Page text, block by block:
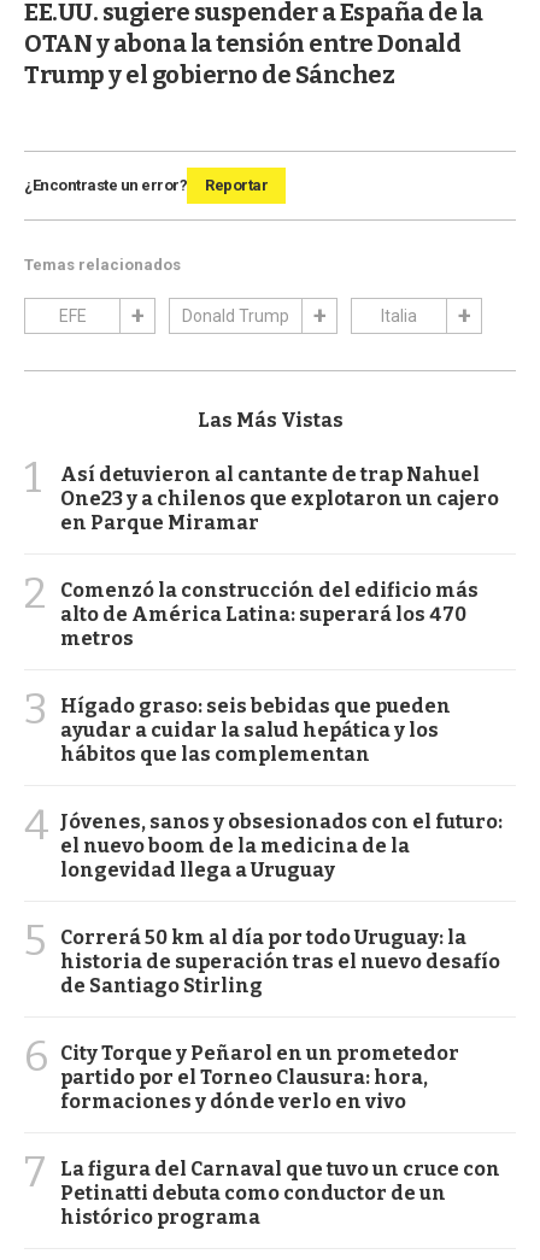
EE.UU. sugiere suspender a España de la
OTAN y abona la tensión entre Donald
Trump y el gobierno de Sánchez
¿Encontraste un error? Reportar
Temas relacionados
EFE Donald Trump Italia
Las Más Vistas
1
Así detuvieron al cantante de trap Nahuel
One23 y a chilenos que explotaron un cajero
en Parque Miramar
2
Comenzó la construcción del edificio más
alto de América Latina: superará los 470
metros
3
Hígado graso: seis bebidas que pueden
ayudar a cuidar la salud hepática y los
hábitos que las complementan
4 Jóvenes, sanos y obsesionados con el futuro:
el nuevo boom de la medicina de la
longevidad llega a Uruguay
5
Correrá 50 km al día por todo Uruguay: la
historia de superación tras el nuevo desafío
de Santiago Stirling
6
City Torque y Peñarol en un prometedor
partido por el Torneo Clausura: hora,
formaciones y dónde verlo en vivo
7
La figura del Carnaval que tuvo un cruce con
Petinatti debuta como conductor de un
histórico programa